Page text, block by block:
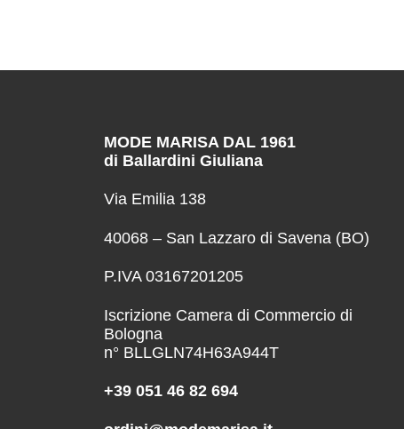
MODE MARISA DAL 1961
di Ballardini Giuliana
Via Emilia 138
40068 – San Lazzaro di Savena (BO)
P.IVA 03167201205
Iscrizione Camera di Commercio di
Bologna
n° BLLGLN74H63A944T
+39 051 46 82 694